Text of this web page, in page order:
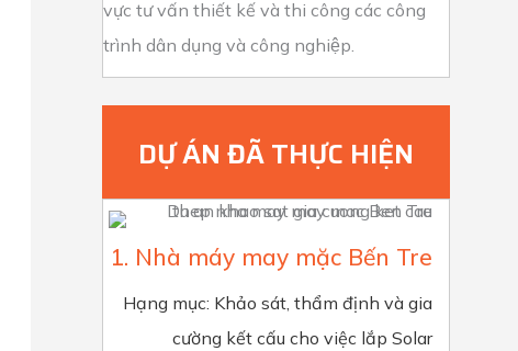
vực tư vấn thiết kế và thi công các công
trình dân dụng và công nghiệp.
DỰ ÁN ĐÃ THỰC HIỆN
1. Nhà máy may mặc Bến Tre
Hạng mục: Khảo sát, thẩm định và gia
cường kết cấu cho việc lắp Solar